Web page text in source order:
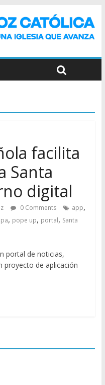
facilita
Santa
digital
0 Comments app,
, pope up, portal, Santa
portal de noticias,
proyecto de aplicación